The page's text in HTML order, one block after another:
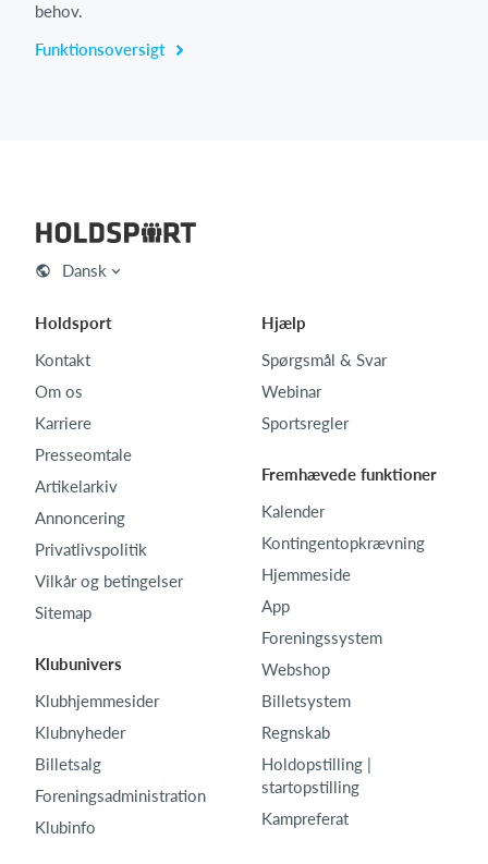
behov.
Funktionsoversigt
Dansk
Holdsport
Kontakt
Om os
Karriere
Presseomtale
Artikelarkiv
Annoncering
Privatlivspolitik
Vilkår og betingelser
Sitemap
Klubunivers
Klubhjemmesider
Klubnyheder
Billetsalg
Foreningsadministration
Klubinfo
Hjælp
Spørgsmål & Svar
Webinar
Sportsregler
Fremhævede funktioner
Kalender
Kontingentopkrævning
Hjemmeside
App
Foreningssystem
Webshop
Billetsystem
Regnskab
Holdopstilling |
startopstilling
Kampreferat